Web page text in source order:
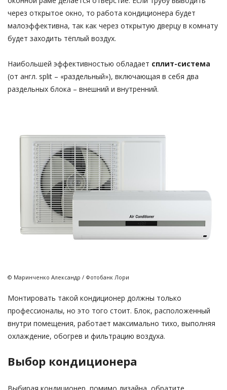
через открытое окно, то работа кондиционера будет
малоэффективна, так как через открытую дверцу в комнату
будет заходить тёплый воздух.
Наибольшей эффективностью обладает сплит-система
(от англ. split – «раздельный»), включающая в себя два
раздельных блока – внешний и внутренний.
© Маринченко Александр / Фотобанк Лори
Монтировать такой кондиционер должны только
профессионалы, но это того стоит. Блок, расположенный
внутри помещения, работает максимально тихо, выполняя
охлаждение, обогрев и фильтрацию воздуха.
Выбор кондиционера